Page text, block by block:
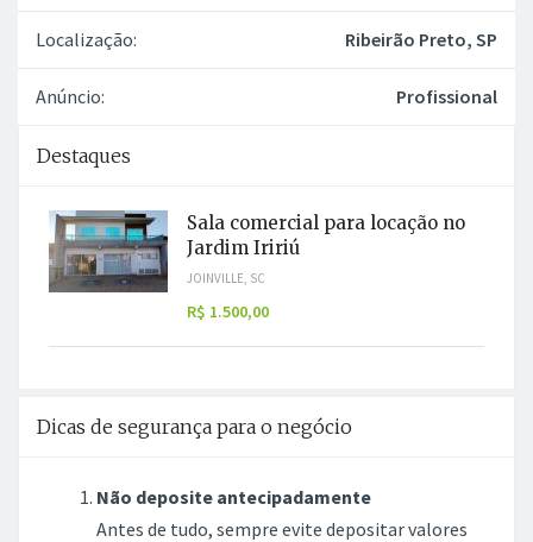
Localização: Ribeirão Preto, SP
Anúncio: Profissional
Destaques
Sala comercial para locação no
Jardim Iririú
JOINVILLE, SC
R$ 1.500,00
Dicas de segurança para o negócio
Não deposite antecipadamente
Antes de tudo, sempre evite depositar valores